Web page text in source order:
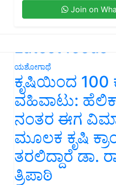
Join on
Latest feeds
ಯಶೋಗಾಥೆ
ಕೃಷಿಯಿಂದ
ವಹಿವಾಟು:
ನಂತರ ಈಗ
ಮೂಲಕ ಕೃಷಿ
ತರಲಿದ್ದಾರೆ ಡಾ.
ತ್ರಿಪಾಠಿ